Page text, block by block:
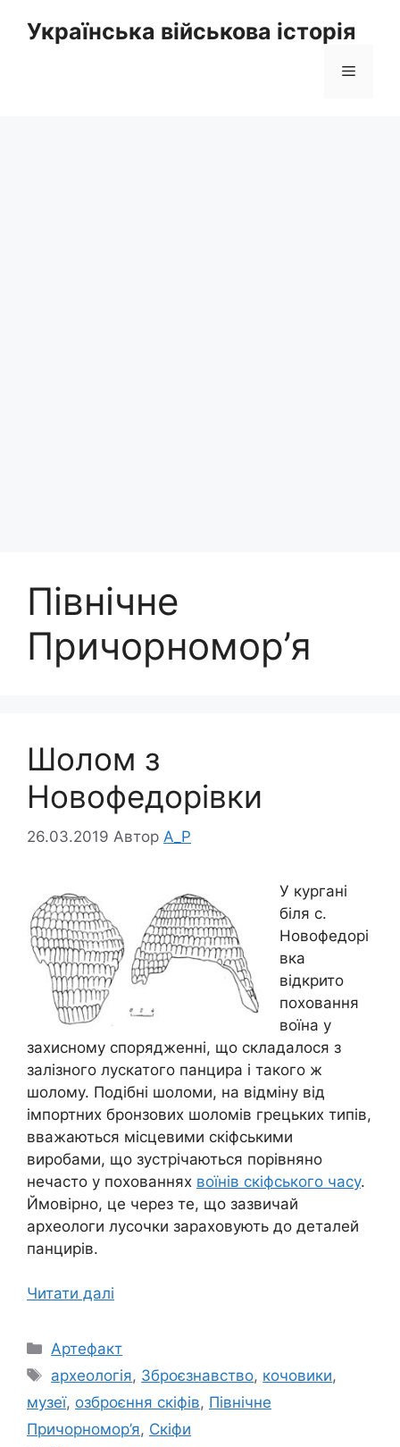
Українська військова історія
Меню
Північне
Причорномор’я
Шолом з
Новофедорівки
26.03.2019 Автор A_P
У кургані
біля с.
Новофедорі
вка
відкрито
поховання
воїна у
захисному спорядженні, що складалося з
залізного лускатого панцира і такого ж
шолому. Подібні шоломи, на відміну від
імпортних бронзових шоломів грецьких типів,
вважаються місцевими скіфськими
виробами, що зустрічаються порівняно
нечасто у похованнях воїнів скіфського часу.
Ймовірно, це через те, що зазвичай
археологи лусочки зараховують до деталей
панцирів.
Читати далі
Категорії
Артефакт
Позначки
археологія, Зброєзнавство, кочовики,
музеї, озброєння скіфів, Північне
Причорномор’я, Скіфи